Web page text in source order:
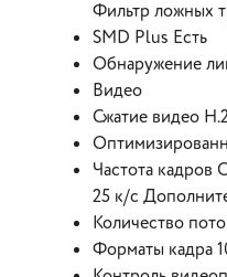
Фильтр ложных
SMD Plus Есть
Обнаружение
Видео
Сжатие видео
Частота кадров
25 к/с
Количество
Форматы кадра